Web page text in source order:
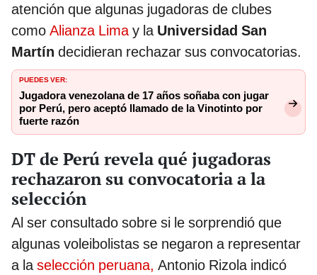
atención que algunas jugadoras de clubes
como Alianza Limay la Universidad San
Martín decidieran rechazar sus convocatorias.
PUEDES VER:
Jugadora venezolana de 17 años soñaba con jugar
por Perú, pero aceptó llamado de la Vinotinto por
fuerte razón
DT de Perú revela qué jugadoras
rechazaron su convocatoria a la
selección
Al ser consultado sobre si le sorprendió que
algunas voleibolistas se negaron a representar
a laselección peruana, Antonio Rizola indicó